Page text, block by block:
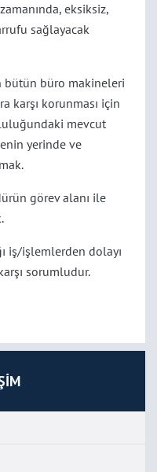
eksiksiz,
sağlayacak
bütün büro makineleri
karşı korunması için
mevcut
yerinde ve
görev alanı ile
iş/işlemlerden dolayı
sorumludur.